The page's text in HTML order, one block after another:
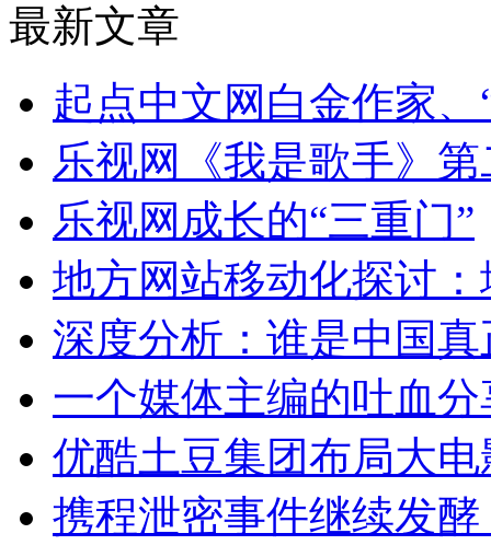
最新文章
起点中文网白金作家
乐视网《我是歌手》
乐视网成长的“三重门”
地方网站移动化探讨
深度分析：谁是中国
一个媒体主编的吐血
优酷土豆集团布局大
携程泄密事件继续发